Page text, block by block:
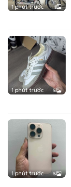
1 phút trước 1
1 phút trước 5
1 phút trước 5